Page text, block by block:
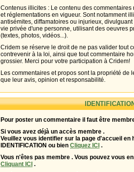
Contenus illicites : Le contenu des
et réglementations en vigueur. Sont notamment
antisémites, diffamatoires ou injurieux,
vie privée d'une personne, utilisant des oeuvres
(textes, photos, vidéos...).
Cridem se réserve le droit de ne pas valider tout
contrevenir à la loi, ainsi que tout commentaire
grossier. Merci pour votre participation à Cridem!
Les commentaires et propos sont la propriété de
que leur avis, opinion et responsabilité.
Pour poster un commentaire il faut être
Si vous avez déjà un accès membre .
Veuillez vous identifier sur la page d'accueil en
IDENTIFICATION ou bien Cliquez ICI .
Vous n'êtes pas membre . Vous pouvez vous
Cliquant ICI .